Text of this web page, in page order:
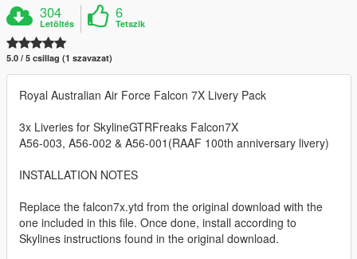
304
Letöltés
6
Tetszik
5.0 / 5 csillag (1 szavazat)
Royal Australian Air Force Falcon 7X Livery Pack
3x Liveries for SkylineGTRFreaks Falcon7X
A56-003, A56-002 & A56-001(RAAF 100th anniversary livery)
INSTALLATION NOTES
Replace the falcon7x.ytd from the original download with the
one included in this file. Once done, install according to
Skylines instructions found in the original download.